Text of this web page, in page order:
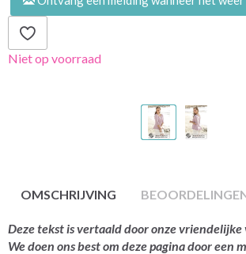
Niet op voorraad
OMSCHRIJVING
Deze tekst is vertaald door onze
We doen ons best om deze pagina door een